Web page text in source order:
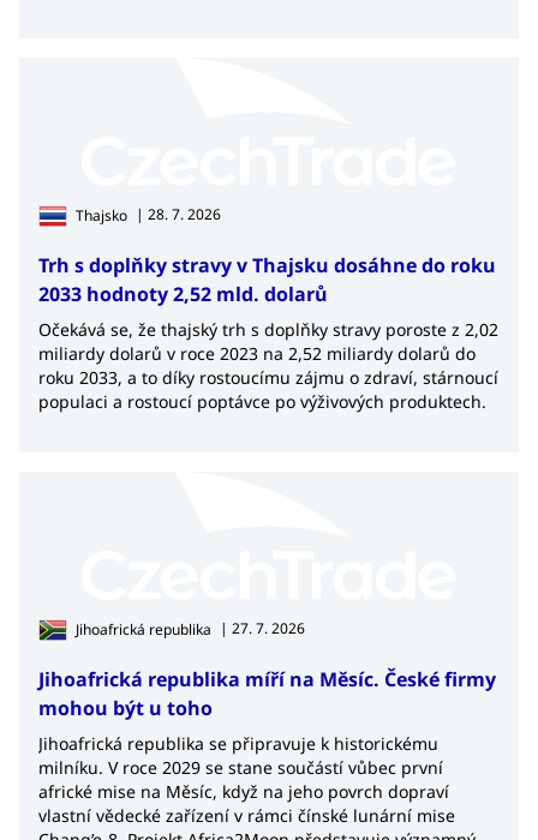
Thajsko | 28. 7. 2026
Trh s doplňky stravy v Thajsku dosáhne do roku
2033 hodnoty 2,52 mld. dolarů
Očekává se, že thajský trh s doplňky stravy poroste z 2,02
miliardy dolarů v roce 2023 na 2,52 miliardy dolarů do
roku 2033, a to díky rostoucímu zájmu o zdraví, stárnoucí
populaci a rostoucí poptávce po výživových produktech.
Jihoafrická republika | 27. 7. 2026
Jihoafrická republika míří na Měsíc. České firmy
mohou být u toho
Jihoafrická republika se připravuje k historickému
milníku. V roce 2029 se stane součástí vůbec první
africké mise na Měsíc, když na jeho povrch dopraví
vlastní vědecké zařízení v rámci čínské lunární mise